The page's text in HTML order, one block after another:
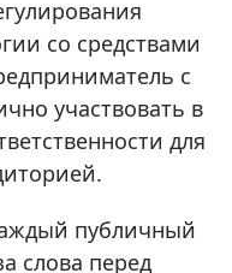
со средствами
с
участвовать в
для
публичный
слова перед